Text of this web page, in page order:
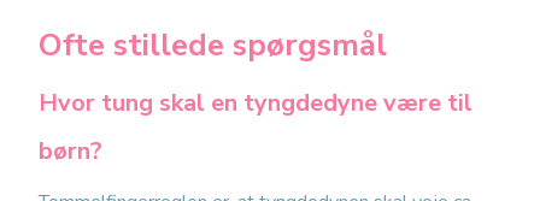
Ofte stillede spørgsmål
Hvor tung skal en tyngdedyne være til
børn?